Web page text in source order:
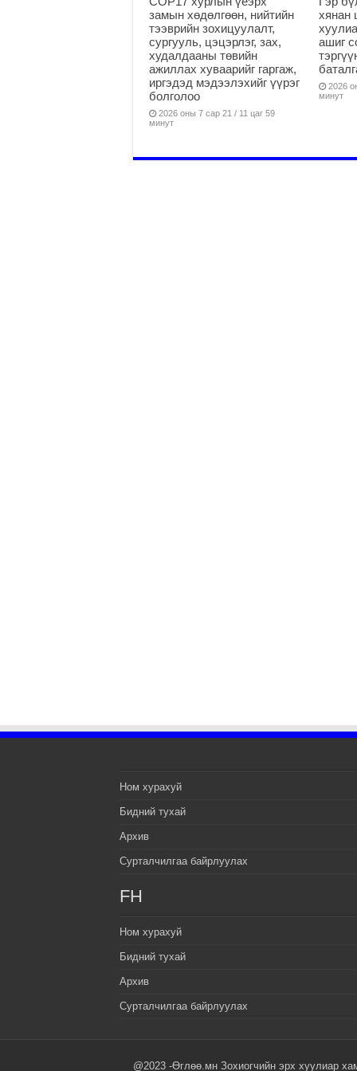
замын хөдөлгөөн, нийтийн
тээврийн зохицуулалт,
сургууль, цэцэрлэг, зах,
худалдааны төвийн
ажиллах хуваарийг гаргаж,
иргэдэд мэдээлэхийг үүрэг
болголоо
2026 оны 7 сар 21 / 11 цаг 59
минут
хянан
ашиг
2026
минут
Ном хурахуй
Бидний тухай
Архив
Сурталчилгаа байрлуулах
FH
Ном хурахуй
Бидний тухай
Архив
Сурталчилгаа байрлуулах
@2023 -Өглөө.мн Зохиогчийн эрх хуулиар